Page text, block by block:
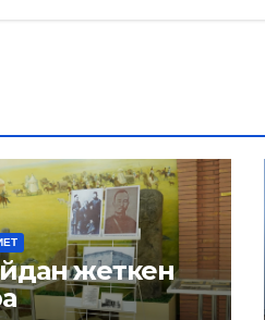
жеткен